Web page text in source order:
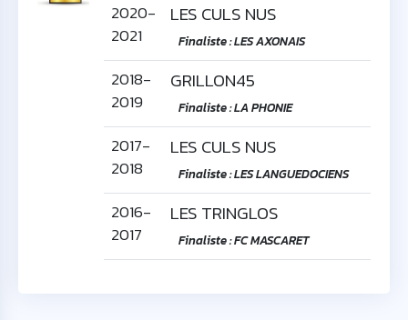
2020-
2021
LES CULS NUS
Finaliste : LES AXONAIS
2018-
2019
GRILLON45
Finaliste : LA PHONIE
2017-
2018
LES CULS NUS
Finaliste : LES LANGUEDOCIENS
2016-
2017
LES TRINGLOS
Finaliste : FC MASCARET